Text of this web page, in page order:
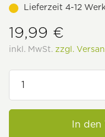
Lieferzeit 4-12
19,99 €
inkl. MwSt. zzgl.
In den